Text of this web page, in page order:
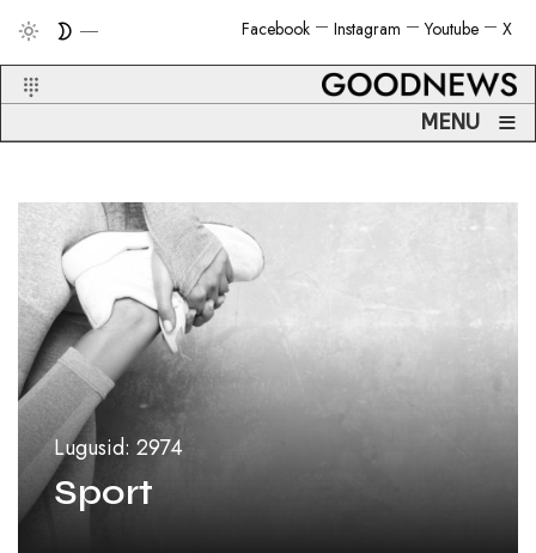
X
Youtube
Instagram
Facebook
MENU ≡
Lugusid: 2974
Sport